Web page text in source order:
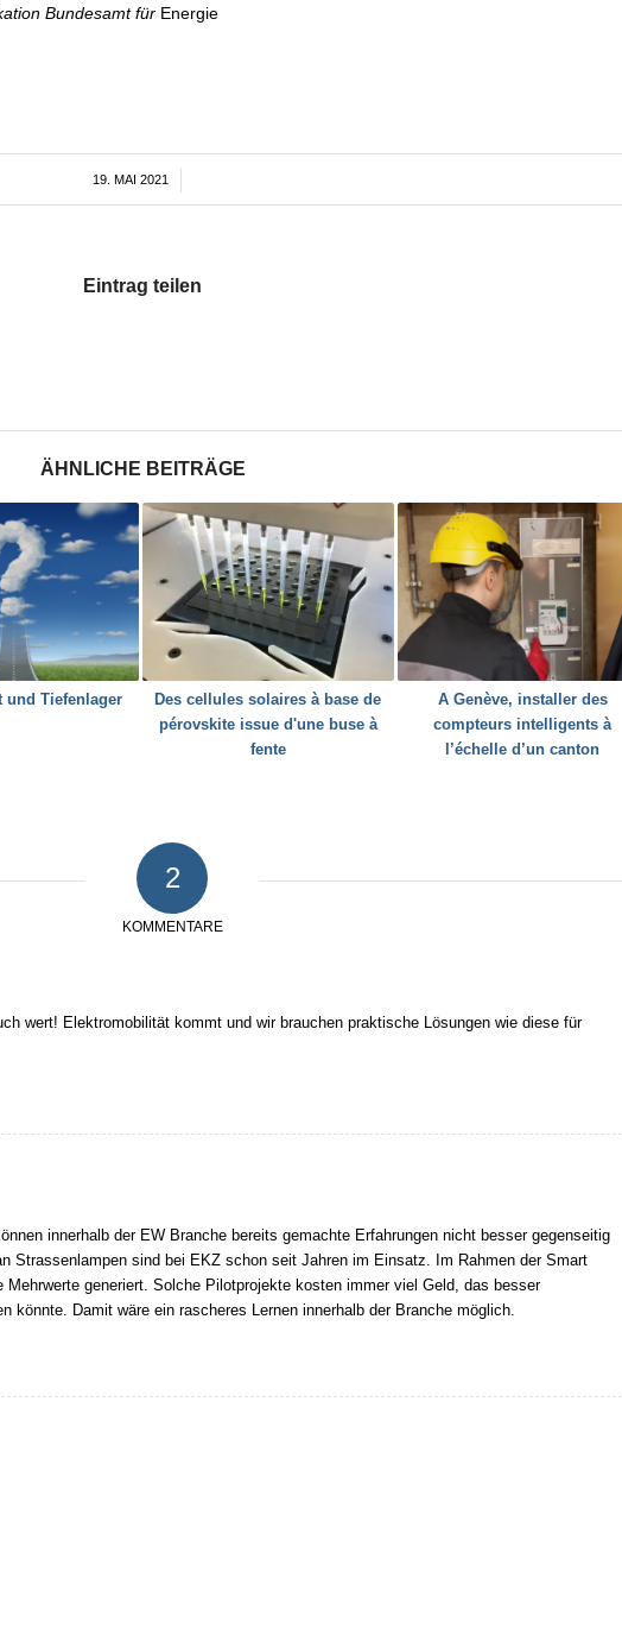
Bundesamt für Energie
19. MAI 2021
/
Eintrag teilen
ÄHNLICHE BEITRÄGE
und Tiefenlager
Des cellules solaires à base de
pérovskite issue d'une buse à
fente
A Genève, installer des
compteurs intelligents à
l’échelle d’un canton
2
KOMMENTARE
wert! Elektromobilität kommt und wir brauchen praktische Lösungen wie diese für
innerhalb der EW Branche bereits gemachte Erfahrungen nicht besser gegenseitig
Strassenlampen sind bei EKZ schon seit Jahren im Einsatz. Im Rahmen der Smart
Mehrwerte generiert. Solche Pilotprojekte kosten immer viel Geld, das besser
könnte. Damit wäre ein rascheres Lernen innerhalb der Branche möglich.